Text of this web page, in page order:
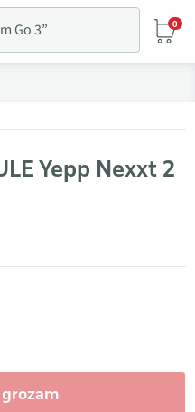
0
Yepp Nexxt 2